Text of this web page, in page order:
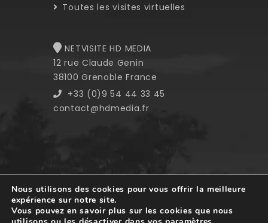
Toutes les visites virtuelles
NETVISITE HD MEDIA
12 rue Claude Genin
38100 Grenoble France
+33 (0)9 54 44 33 45
contact@hdmedia.fr
Copyright © 2008-2023 HD Media. All
rights reserved.
Nous utilisons des cookies pour vous offrir la meilleure
expérience sur notre site.
Vous pouvez en savoir plus sur les cookies que nous